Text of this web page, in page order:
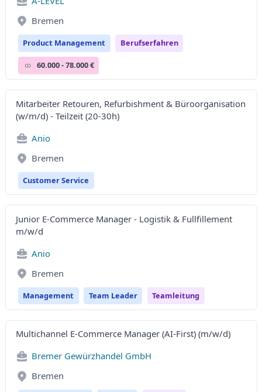
Bremen
Product Management Berufserfahren
60.000 - 78.000 €
Mitarbeiter Retouren, Refurbishment & Büroorganisation
(w/m/d) - Teilzeit (20-30h)
Anio
Bremen
Customer Service
Junior E-Commerce Manager - Logistik & Fullfillement
m/w/d
Anio
Bremen
Management Team Leader Teamleitung
Multichannel E-Commerce Manager (AI-First) (m/w/d)
Bremer Gewürzhandel GmbH
Bremen